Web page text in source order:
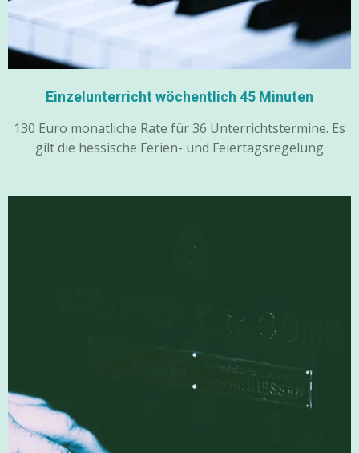
Einzelunterricht wöchentlich 45 Minuten
130 Euro monatliche Rate für 36 Unterrichtstermine. Es
gilt die hessische Ferien- und Feiertagsregelung